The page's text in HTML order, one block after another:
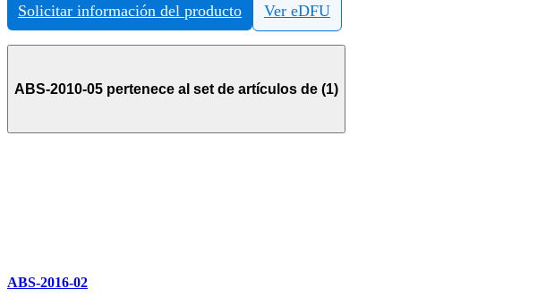
Solicitar información del producto Ver eDFU
ABS-2010-05 pertenece al set de artículos de (1)
ABS-2016-02